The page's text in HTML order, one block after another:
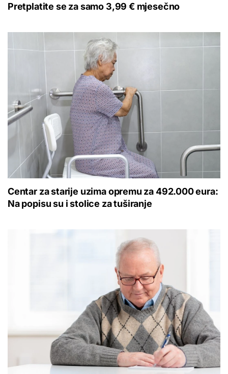
Pretplatite se za samo 3,99 € mjesečno
Centar za starije uzima opremu za 492.000 eura:
Na popisu su i stolice za tuširanje